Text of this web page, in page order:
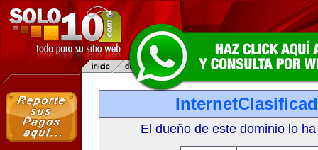
El dueño de este dominio lo